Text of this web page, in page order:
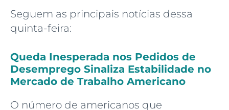
Seguem as principais notícias dessa
quinta-feira:
Queda Inesperada nos Pedidos de
Desemprego Sinaliza Estabilidade no
Mercado de Trabalho Americano
O número de americanos que